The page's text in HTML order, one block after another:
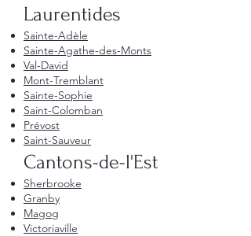
Laurentides
Sainte-Adèle
Sainte-Agathe-des-Monts
Val-David
Mont-Tremblant
Sainte-Sophie
Saint-Colomban
Prévost
Saint-Sauveur
Cantons-de-l'Est
Sherbrooke
Granby
Magog
Victoriaville